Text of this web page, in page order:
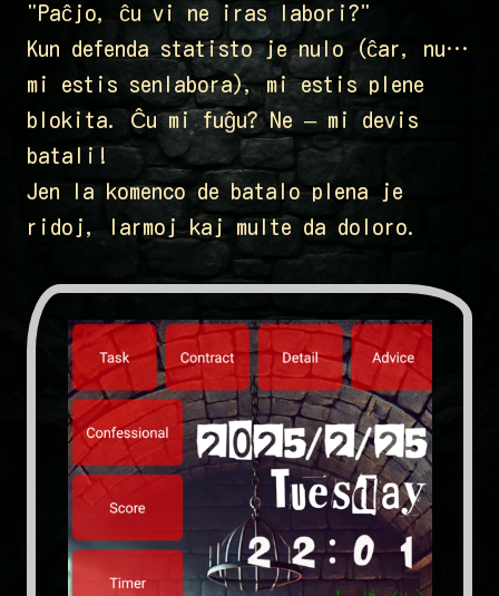
"Paĉjo, ĉu vi ne iras labori?"
Kun defenda statisto je nulo (ĉar, nu…
mi estis senlabora), mi estis plene
blokita. Ĉu mi fuĝu? Ne – mi devis
batali!
Jen la komenco de batalo plena je
ridoj, larmoj kaj multe da doloro.